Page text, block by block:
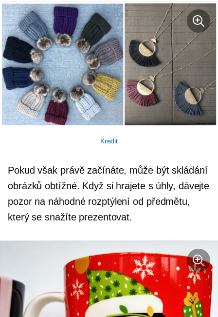
Kredit
Pokud však právě začínáte, může být skládání
obrázků obtížné. Když si hrajete s úhly, dávejte
pozor na náhodné rozptýlení od předmětu,
který se snažíte prezentovat.